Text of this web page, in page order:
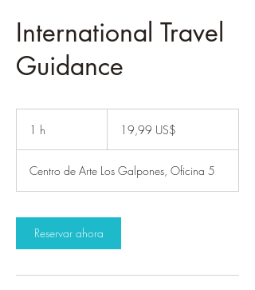
International Travel
Guidance
1 h
estadounidenses
19,99 US$
Centro de Arte Los Galpones, Oficina 5
Reservar ahora